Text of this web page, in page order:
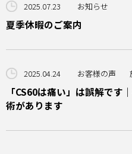
2025.07.23 お知らせ
夏季休暇のご案内
2025.04.24 お客様の声
「CS60は痛い」は誤解です
術があります